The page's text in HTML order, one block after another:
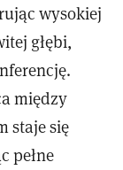
wysokiej
głębi,
między
staje się
pełne